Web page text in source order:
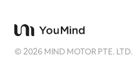
©2026 MIND MOTOR PTE. LTD.